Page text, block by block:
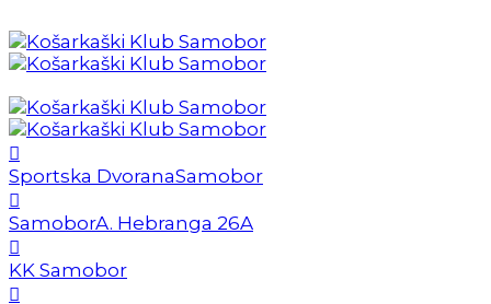
Sportska DvoranaSamobor
SamoborA. Hebranga 26A
KK Samobor